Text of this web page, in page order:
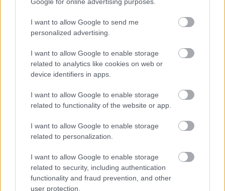
I want to allow Google to send me
personalized advertising.
I want to allow Google to enable storage
related to analytics like cookies on web or
device identifiers in apps.
I want to allow Google to enable storage
related to functionality of the website or app.
I want to allow Google to enable storage
related to personalization.
I want to allow Google to enable storage
related to security, including authentication
functionality and fraud prevention, and other
user protection.
Quartararo
Yamaha MotoGP
AlexRins Team SUZUKI ECSTAR
1.119 /
BradBinder
Racing
0.038
Takaaki
LCR Honda IDEMITSU
Enea
Gresini Racing
01’31.
WithU Yamaha RNF
1.251 /
Maverick
Aprilia Racing
01’32
1.318 /
Marco